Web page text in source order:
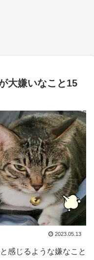
大嫌いなこと15
2023.05.13
感じるような嫌なこと